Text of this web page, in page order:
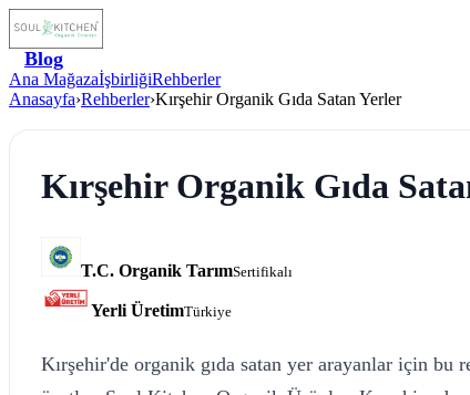
Blog
Ana MağazaİşbirliğiRehberler
Anasayfa›Rehberler›Kırşehir Organik Gıda Satan Yerler
Kırşehir Organik Gıda
T.C. Organik TarımSertifikalı
Yerli ÜretimTürkiye
Kırşehir'de organik gıda satan yer arayanlar için